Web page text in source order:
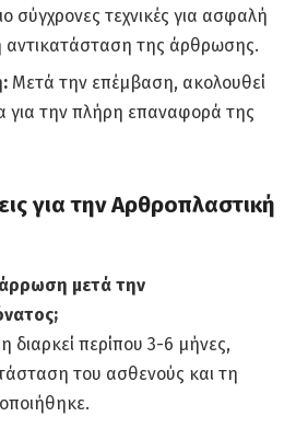
σύγχρονες τεχνικές για ασφαλή
αντικατάσταση της άρθρωσης.
Μετά την επέμβαση, ακολουθεί
για την πλήρη επαναφορά της
για την Αρθροπλαστική
μετά την
περίπου 3-6 μήνες,
του ασθενούς και τη